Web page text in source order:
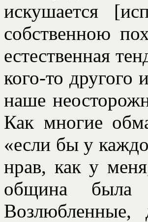
искушается
собственною
естественная
кого-то другого
наше
Как многие
«если бы у
нрав, как у
община